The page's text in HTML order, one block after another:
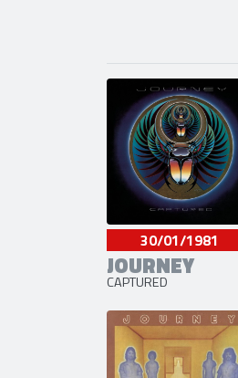
30/01/1981
JOURNEY
CAPTURED